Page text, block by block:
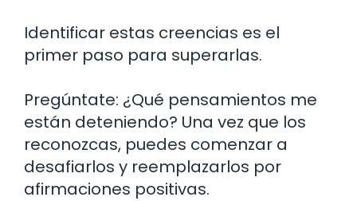
Identificar estas creencias es el
primer paso para superarlas.
Pregúntate: ¿Qué pensamientos me
están deteniendo? Una vez que los
reconozcas, puedes comenzar a
desafiarlos y reemplazarlos por
afirmaciones positivas.